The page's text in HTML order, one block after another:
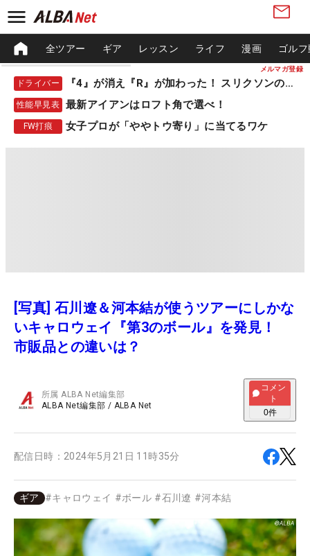
メルマガ登録
全ツアー ギア レッスン ライフ 漫画 ゴル
ドライバー 『4』が消え『R』が加わった！ スリクソンの新作
性能早見表 最新アイアンはロフト角で選べ！
FW打痕 女子プロが「ややトウ寄り」に当てるワケ
[写真] 石川遼＆河本結が使うツアーにしかな
いキャロウェイ『第3のボール』を発見！
市販品との違いは？
所属ALBA Net編集部
ALBA Net編集部 / ALBA Net
コメン
ト
0件
配信日時： 2024年5月21日 11時35分
ギア #キャロウェイ #ボール #石川遼 #河本結